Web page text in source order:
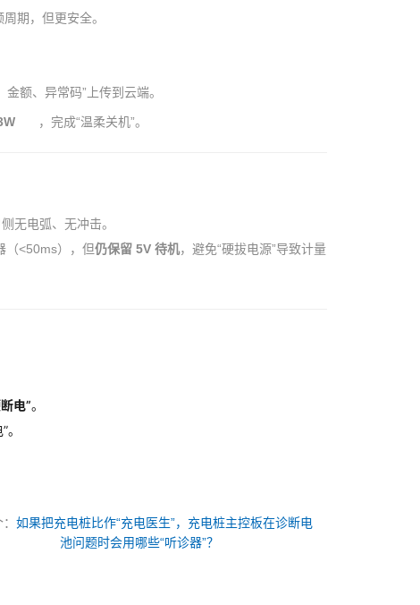
期，但更安全。
金额、异常码”上传到云端。
，完成“温柔关机”。
无电弧、无冲击。
（<50ms），但仍保留 5V 待机，避免“硬拔电源”导致计量
电”。
：如果把充电桩比作“充电医生”，充电桩主控板在诊断电
池问题时会用哪些“听诊器”？